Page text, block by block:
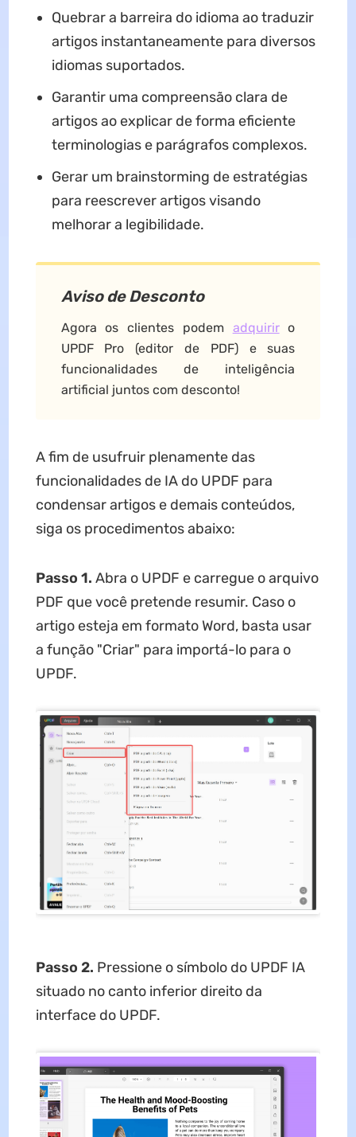
Quebrar a barreira do idioma ao traduzir
artigos instantaneamente para diversos
idiomas suportados.
Garantir uma compreensão clara de
artigos ao explicar de forma eficiente
terminologias e parágrafos complexos.
Gerar um brainstorming de estratégias
para reescrever artigos visando
melhorar a legibilidade.
Aviso de Desconto
Agora os clientes podem adquiriro
UPDF Pro (editor de PDF) e suas
funcionalidades de inteligência
artificial juntos com desconto!
A fim de usufruir plenamente das
funcionalidades de IA do UPDF para
condensar artigos e demais conteúdos,
siga os procedimentos abaixo:
Passo 1. Abra o UPDF e carregue o arquivo
PDF que você pretende resumir. Caso o
artigo esteja em formato Word, basta usar
a função "Criar" para importá-lo para o
UPDF.
Passo 2. Pressione o símbolo do UPDF IA
situado no canto inferior direito da
interface do UPDF.